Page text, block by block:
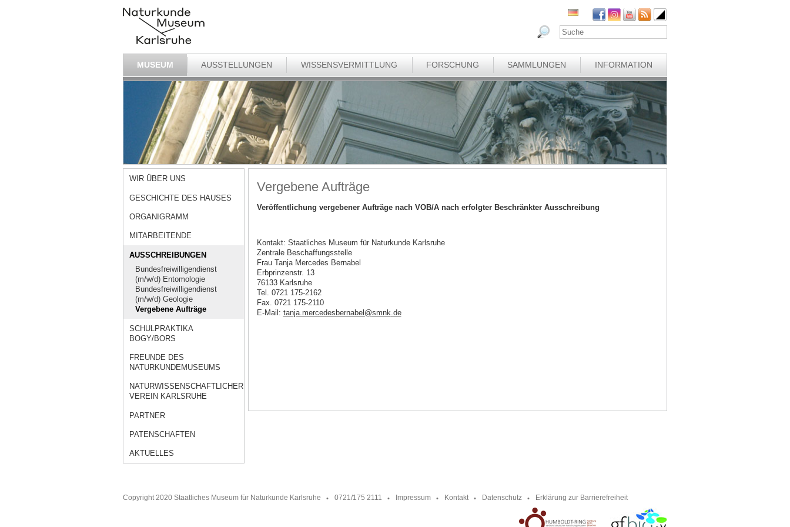
MUSEUM AUSSTELLUNGEN WISSENSVERMITTLUNG FORSCHUNG SAMMLUNGEN INFORMATION
WIR ÜBER UNS
GESCHICHTE DES HAUSES
ORGANIGRAMM
MITARBEITENDE
AUSSCHREIBUNGEN
Bundesfreiwilligendienst
(m/w/d) Entomologie
Bundesfreiwilligendienst
(m/w/d) Geologie
Vergebene Aufträge
SCHULPRAKTIKA
BOGY/BORS
FREUNDE DES
NATURKUNDEMUSEUMS
NATURWISSENSCHAFTLICHER
VEREIN KARLSRUHE
PARTNER
PATENSCHAFTEN
AKTUELLES
Vergebene Aufträge
Veröffentlichung vergebener Aufträge nach VOB/A nach erfolgter Beschränkter Ausschreibung
Kontakt: Staatliches Museum für Naturkunde Karlsruhe
Zentrale Beschaffungsstelle
Frau Tanja Mercedes Bernabel
Erbprinzenstr. 13
76133 Karlsruhe
Tel. 0721 175-2162
Fax. 0721 175-2110
E-Mail: tanja.mercedesbernabel @smnk.de
Copyright 2020 Staatliches Museum für Naturkunde Karlsruhe 0721/175 2111 Impressum Kontakt Datenschutz Erklärung zur Barrierefreiheit